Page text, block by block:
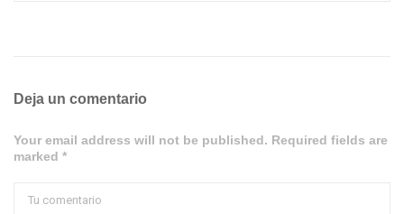
Deja un comentario
Your email address will not be published. Required fields are
marked *